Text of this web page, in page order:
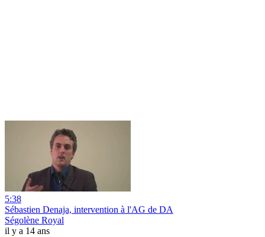
5:38
Sébastien Denaja, intervention à l'AG de DA
Ségolène Royal
il y a 14 ans